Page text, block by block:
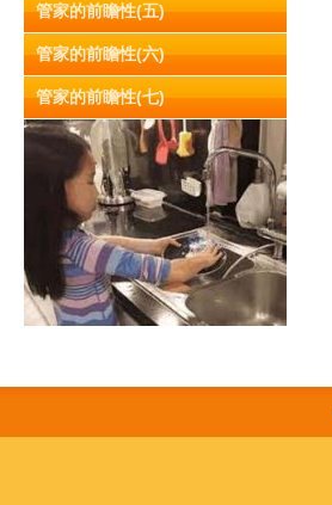
管家的前瞻性(五)
管家的前瞻性(六)
管家的前瞻性(七)